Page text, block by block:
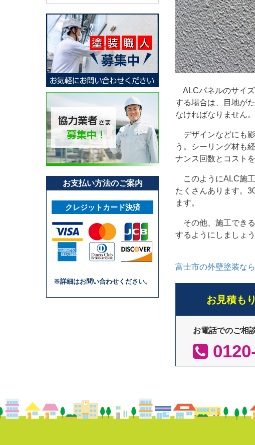
お支払い方法のご案内
クレジットカード決済
※詳細はお問い合わせください。
ALCパネルのサイズ
する場合は、目地が
なければなりません。
デザインなどにも
う。シーリング材も
ナンス回数とコスト
このようにALC施
たくさんあります。
ます。
その他、施工でき
するようにしましょう
富士市の外壁塗装な
お見積も
お電話でのご相